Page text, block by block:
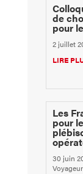
de
pour
2 juillet
LIRE
Les
pour
30 juin